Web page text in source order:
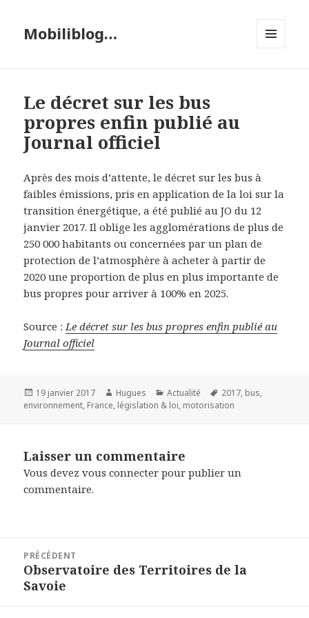
Mobiliblog…
Le décret sur les bus
propres enfin publié au
Journal officiel
Après des mois d’attente, le décret sur les bus à
faibles émissions, pris en application de la loi sur la
transition énergétique, a été publié au JO du 12
janvier 2017. Il oblige les agglomérations de plus de
250 000 habitants ou concernées par un plan de
protection de l’atmosphère à acheter à partir de
2020 une proportion de plus en plus importante de
bus propres pour arriver à 100% en 2025.
Source :Le décret sur les bus propres enfin publié au
Journal officiel
Publié
le
19 janvier 2017 Auteur
Hugues Catégories
Actualité
Mots-
clés
2017, bus,
environnement, France, législation & loi, motorisation
Laisser un commentaire
Vous devezvous connecter pour publier un
commentaire.
l’article
PRÉCÉDENT
Article
précédent :
Observatoire des Territoires de la
Savoie